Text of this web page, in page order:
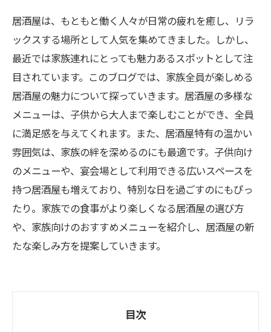
居酒屋は、もともと働く人々が日常の疲れを癒し、リラ
ックスする場所として人気を集めてきました。しかし、
最近では家族連れにとっても魅力あるスポットとして注
目されています。このブログでは、家族全員が楽しめる
居酒屋の魅力について探っていきます。居酒屋の多様な
メニューは、子供から大人まで楽しむことができ、全員
に満足感を与えてくれます。また、居酒屋特有の温かい
雰囲気は、家族の絆を深めるのにも最適です。子供向け
のメニューや、宴会場として利用できる広いスペースを
持つ居酒屋も増えており、特別な日を過ごすのにもぴっ
たり。家族での食事がより楽しくなる居酒屋の選び方
や、家族向けのおすすめメニューを紹介し、居酒屋の新
たな楽しみ方を提案していきます。
目次